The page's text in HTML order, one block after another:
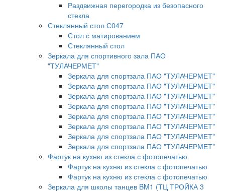
Раздвижная перегородка из безопасного
стекла
Стеклянный стол С047
Стол с матированием
Стеклянный стол
Зеркала для спортивного зала ПАО
"ТУЛАЧЕРМЕТ"
Зеркала для спортзала ПАО "ТУЛАЧЕРМЕТ"
Зеркала для спортзала ПАО "ТУЛАЧЕРМЕТ"
Зеркала для спортзала ПАО "ТУЛАЧЕРМЕТ"
Зеркала для спортзала ПАО "ТУЛАЧЕРМЕТ"
Зеркала для спортзала ПАО "ТУЛАЧЕРМЕТ"
Зеркала для спортзала ПАО "ТУЛАЧЕРМЕТ"
Зеркала для спортзала ПАО "ТУЛАЧЕРМЕТ"
Зеркала для спортзала ПАО "ТУЛАЧЕРМЕТ"
Фартук на кухню из стекла с фотопечатью
Фартук на кухню из стекла с фотопечатью
Фартук на кухню из стекла с фотопечатью
Зеркала для школы танцев BM1 (ТЦ ТРОЙКА 3